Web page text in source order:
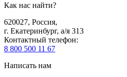
Как нас найти?
620027, Россия,
г. Екатеринбург, а/я 313
Контактный телефон:
8 800 500 11 67
Написать нам